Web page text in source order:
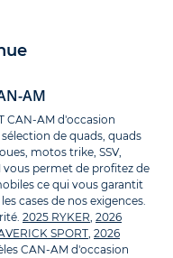
AM
CAN-AM d'occasion
de quads, quads
motos trike, SSV,
permet de profitez de
ce qui vous garantit
cases de nos exigences.
2025 RYKER, 2026
SPORT, 2026
CAN-AM d'occasion